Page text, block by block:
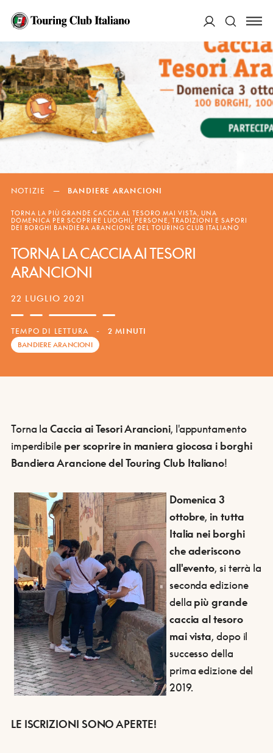
Cerca
NOTIZIE — BANDIERE ARANCIONI
TORNA LA PIÙ GRANDE CACCIA AL TESORO MAI VISTA, UNA
DOMENICA PER SCOPRIRE LUOGHI, PERSONE, TRADIZIONI E SAPORI
DEI BORGHI BANDIERA ARANCIONE DEL TOURING CLUB ITALIANO
TORNA LA CACCIA AI TESORI
ARANCIONI
22 LUGLIO 2021
TEMPO DI LETTURA - 2 MINUTI
BANDIERE ARANCIONI
Torna laCaccia ai Tesori Arancioni, l'appuntamento
imperdibile per scoprire in maniera giocosa i borghi
Bandiera Arancione del Touring Club Italiano!
Domenica 3
ottobre, in tutta
Italia nei borghi
che aderiscono
all'evento, si terrà la
seconda edizione
della più grande
caccia al tesoro
mai vista, dopo il
successo della
prima edizione del
2019.
LE ISCRIZIONI SONO APERTE!